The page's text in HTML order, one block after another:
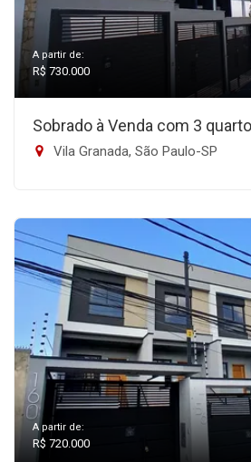
A partir de:
R$ 730.000
Sobrado à Venda com 3
Vila Granada, São Paulo-SP
A partir de:
R$ 720.000